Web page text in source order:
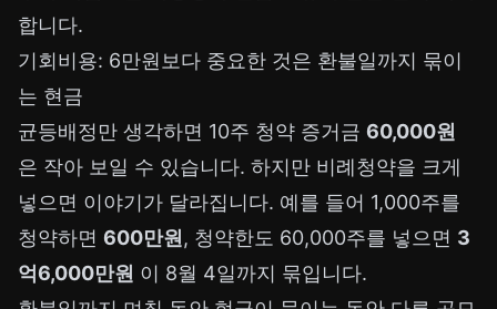
합니다.
기회비용: 6만원보다 중요한 것은 환불일까지 묶이
는 현금
균등배정만 생각하면 10주 청약 증거금 60,000원
은 작아 보일 수 있습니다. 하지만 비례청약을 크게
넣으면 이야기가 달라집니다. 예를 들어 1,000주를
청약하면 600만원, 청약한도 60,000주를 넣으면 3
억6,000만원 이 8월 4일까지 묶입니다.